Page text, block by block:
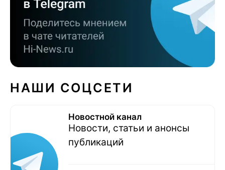
НАШИ СОЦСЕТИ
Новостной канал
Новости, статьи и анонсы
публикаций